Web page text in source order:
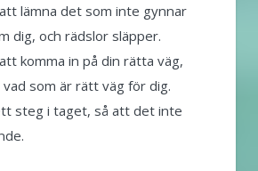
lämna det som inte gynnar
dig, och rädslor släpper.
komma in på din rätta väg,
som är rätt väg för dig.
steg i taget, så att det inte